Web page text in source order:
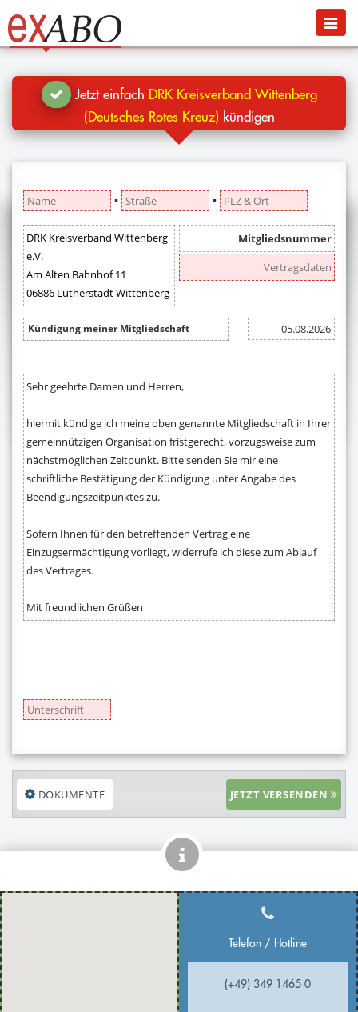
Jetzt kündigen
Blog
Hilfe
Anmelden
Menü
Jetzt einfach DRK Kreisverband Wittenberg
(Deutsches Rotes Kreuz) kündigen
▪ ▪
DOKUMENTE JETZT VERSENDEN
Telefon / Hotline
(+49) 349 1465 0